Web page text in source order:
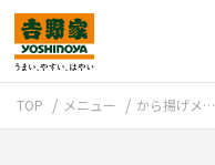
TOP メニュー から揚げメ…